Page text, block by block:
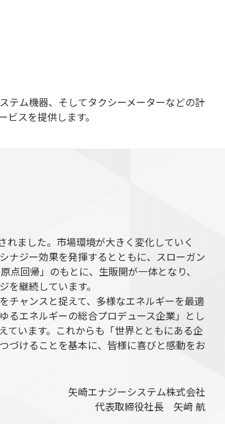
テム機器、そしてタクシーメーターなどの計
スを提供します。
ました。市場環境が大きく変化していく
ナジー効果を発揮するとともに、スローガン
点回帰」のもとに、生販開が一体となり、
継続しています。
チャンスと捉えて、多様なエネルギーを最適
るエネルギーの総合プロデュース企業」とし
ています。これからも「世界とともにある企
づけることを基本に、皆様に喜びと感動をお
矢崎エナジーシステム株式会社
代表取締役社長 矢﨑 航